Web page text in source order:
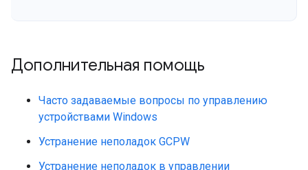
Дополнительная помощь
Часто задаваемые вопросы по управлению
устройствами Windows
Устранение неполадок GCPW
Устранение неполадок в управлении